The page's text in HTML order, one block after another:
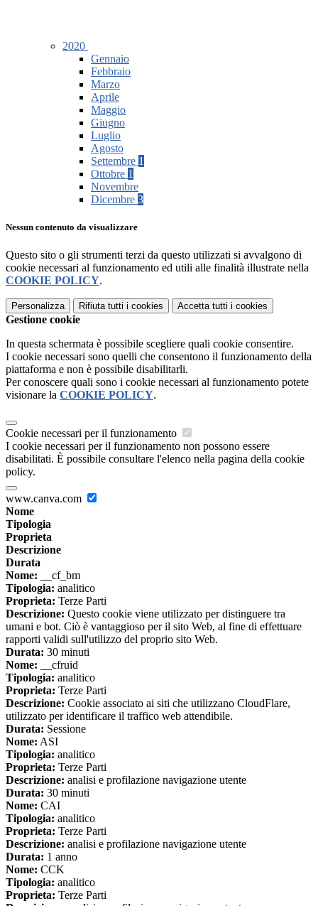
2020
Gennaio
Febbraio
Marzo
Aprile
Maggio
Giugno
Luglio
Agosto
Settembre 1
Ottobre 1
Novembre
Dicembre 3
Nessun contenuto da visualizzare
Questo sito o gli strumenti terzi da questo utilizzati si avvalgono di
cookie necessari al funzionamento ed utili alle finalità illustrate nella
COOKIE POLICY.
Personalizza Rifiuta tutti i cookies Accetta tutti i cookies
Gestione cookie
In questa schermata è possibile scegliere quali cookie consentire.
I cookie necessari sono quelli che consentono il funzionamento della
piattaforma e non è possibile disabilitarli.
Per conoscere quali sono i cookie necessari al funzionamento potete
visionare la COOKIE POLICY.
Cookie necessari per il funzionamento
I cookie necessari per il funzionamento non possono essere
disabilitati. È possibile consultare l'elenco nella pagina della cookie
policy.
www.canva.com
Nome
Tipologia
Proprieta
Descrizione
Durata
Nome: __cf_bm
Tipologia: analitico
Proprieta: Terze Parti
Descrizione: Questo cookie viene utilizzato per distinguere tra
umani e bot. Ciò è vantaggioso per il sito Web, al fine di effettuare
rapporti validi sull'utilizzo del proprio sito Web.
Durata: 30 minuti
Nome: __cfruid
Tipologia: analitico
Proprieta: Terze Parti
Descrizione: Cookie associato ai siti che utilizzano CloudFlare,
utilizzato per identificare il traffico web attendibile.
Durata: Sessione
Nome: ASI
Tipologia: analitico
Proprieta: Terze Parti
Descrizione: analisi e profilazione navigazione utente
Durata: 30 minuti
Nome: CAI
Tipologia: analitico
Proprieta: Terze Parti
Descrizione: analisi e profilazione navigazione utente
Durata: 1 anno
Nome: CCK
Tipologia: analitico
Proprieta: Terze Parti